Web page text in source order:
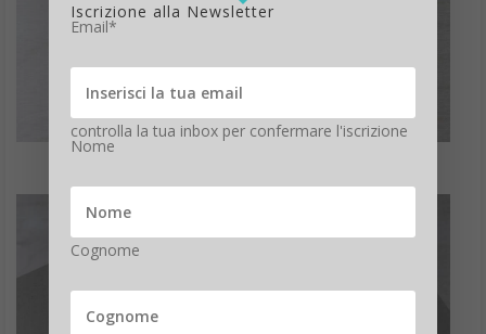
Iscrizione alla Newsletter
Email*
controlla la tua inbox per confermare l'iscrizione
Nome
Cognome